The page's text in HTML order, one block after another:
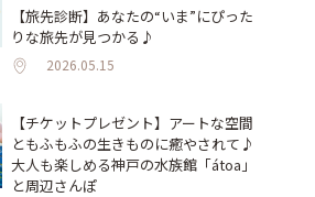
【旅先診断】あなたの“いま”にぴった
りな旅先が見つかる♪
2026.05.15
【チケットプレゼント】アートな空間
ともふもふの生きものに癒やされて♪
大人も楽しめる神戸の水族館「átoa」
と周辺さんぽ